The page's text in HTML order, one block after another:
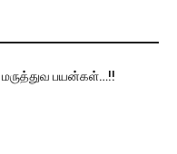
மருத்துவ பயன்கள்…!!